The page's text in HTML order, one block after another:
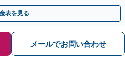
休日相談可】
表を見る
メールでお問い合わせ